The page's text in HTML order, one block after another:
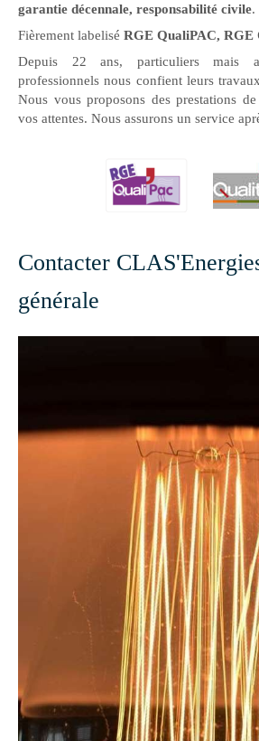
garantie décennale, responsabilité civile.
Fièrement labelisé RGE QualiPAC, RGE
Depuis 22 ans, particuliers mais
professionnels nous confient leurs
Nous vous proposons des prestations
vos attentes. Nous assurons un service
Contacter
générale